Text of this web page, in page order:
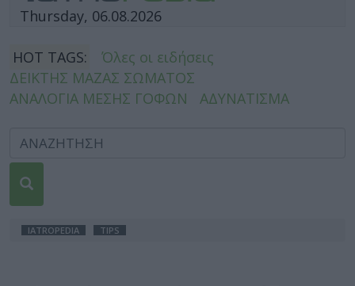
Thursday, 06.08.2026
HOT TAGS:
Όλες οι ειδήσεις
ΔΕΙΚΤΗΣ ΜΑΖΑΣ ΣΩΜΑΤΟΣ
ΑΝΑΛΟΓΙΑ ΜΕΣΗΣ ΓΟΦΩΝ
ΑΔΥΝΑΤΙΣΜΑ
IATROPEDIA TIPS